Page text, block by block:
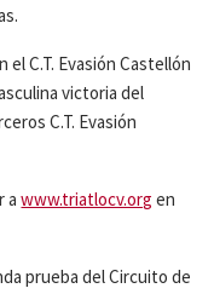
C.T. Evasión Castellón
victoria del
C.T. Evasión
awww.triatlocv.org en
prueba del Circuito de